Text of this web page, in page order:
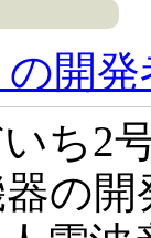
の開
ち2
の